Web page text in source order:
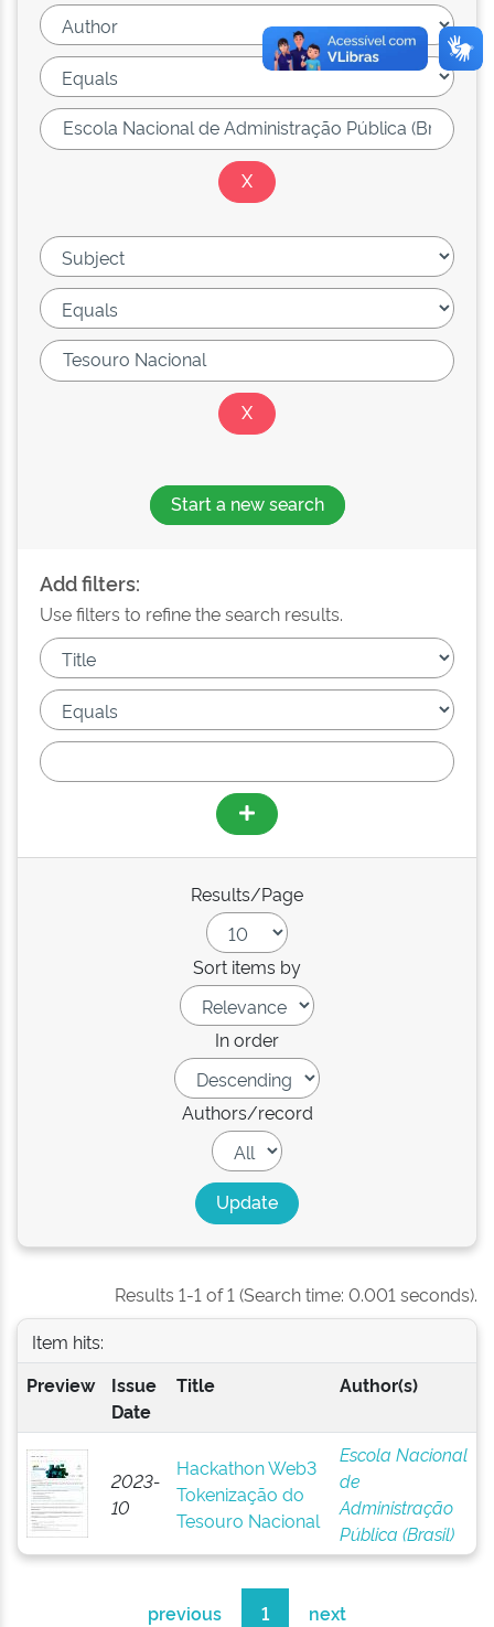
Start a new search
Add filters:
Use filters to refine the search results.
Results/Page
Sort items by
In order
Authors/record
Results 1-1 of 1 (Search time: 0.001 seconds).
Item hits:
Preview
Issue
Date
Title Author(s)
2023-
10
Hackathon Web3
Tokenização do
Tesouro Nacional
Escola Nacional
de
Administração
Pública (Brasil)
previous 1 next